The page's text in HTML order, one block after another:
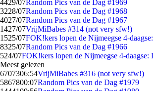
4429/07Random Pics van de Dag #1969
3228/07Random Pics van de Dag #1968
4027/07Random Pics van de Dag #1967
1427/07VrijMiBabes #314 (not very sfw!)
1525/07FOK!kers lopen de Nijmeegse 4-
8325/07Random Pics van de Dag #1966
524/07FOK!kers lopen de Nijmeegse 4-daagse:
Meest gelezen
6707306:54VrijMiBabes #316 (not very sfw!)
5867800:07Random Pics van de Dag #1979